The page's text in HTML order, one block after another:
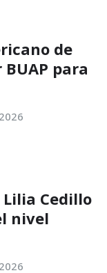
de
para
Lilia Cedillo
nivel